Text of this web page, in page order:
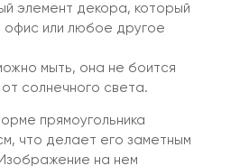
элемент декора, который
офис или любое другое
мыть, она не боится
солнечного света.
прямоугольника
что делает его заметным
на нем